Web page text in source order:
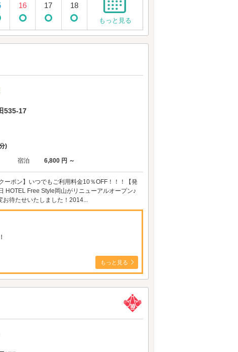
16 17 18
もっと見る
535-17
)
宿泊 6,800 円 ～
いつでもご利用料金10％OFF！！！【発
Style岡山がリニューアルオープン♪
お待たせいたしました！2014...
もっと見る